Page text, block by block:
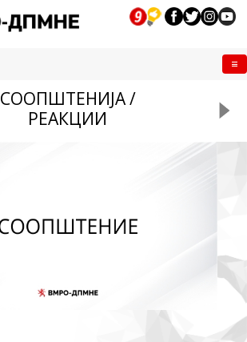
СООПШТЕНИЈА /
РЕАКЦИИ